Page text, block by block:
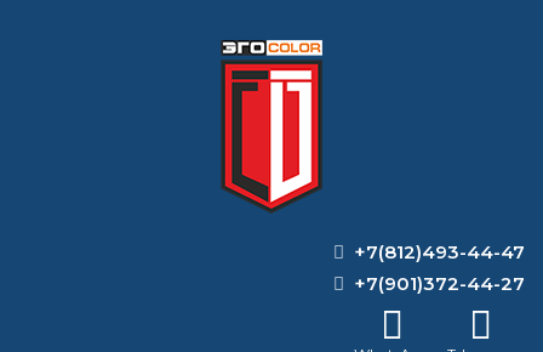
Формируем заказ и отправляем транспортной
ВОПРОС-ОТВЕТ+7(812)493-44-47
+7(901)372-44-27